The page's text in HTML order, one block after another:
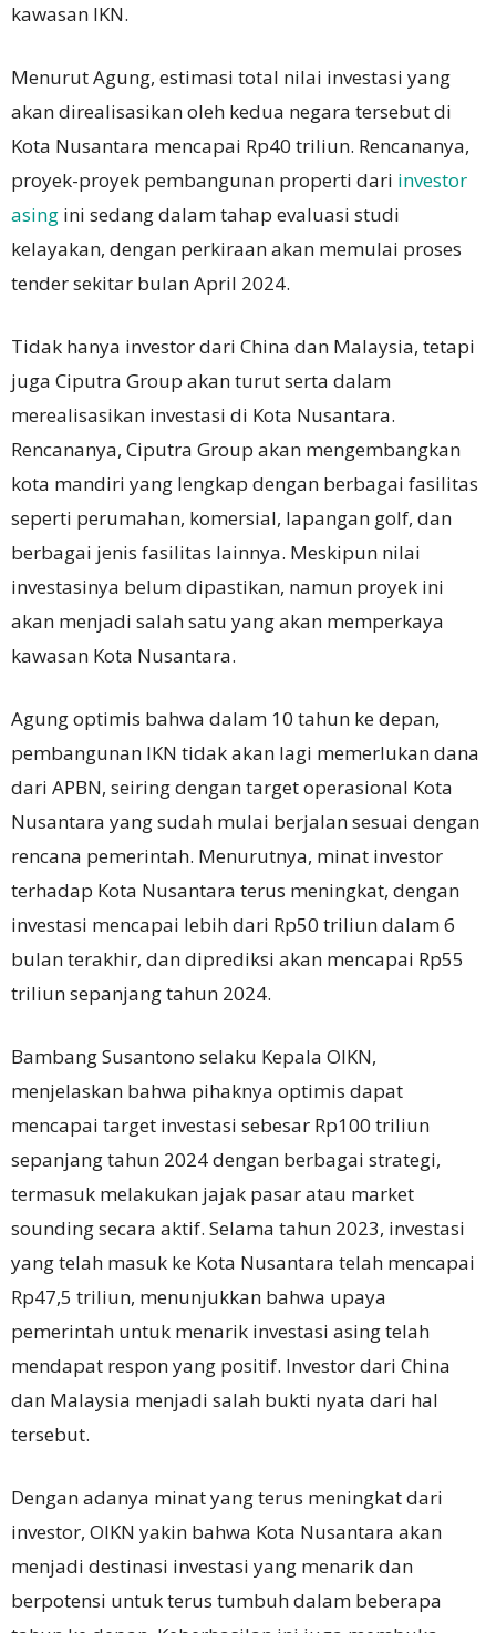
kawasan IKN.
Menurut Agung, estimasi total nilai investasi yang
akan direalisasikan oleh kedua negara tersebut di
Kota Nusantara mencapai Rp40 triliun. Rencananya,
proyek-proyek pembangunan properti dari investor
asing ini sedang dalam tahap evaluasi studi
kelayakan, dengan perkiraan akan memulai proses
tender sekitar bulan April 2024.
Tidak hanya investor dari China dan Malaysia, tetapi
juga Ciputra Group akan turut serta dalam
merealisasikan investasi di Kota Nusantara.
Rencananya, Ciputra Group akan mengembangkan
kota mandiri yang lengkap dengan berbagai fasilitas
seperti perumahan, komersial, lapangan golf, dan
berbagai jenis fasilitas lainnya. Meskipun nilai
investasinya belum dipastikan, namun proyek ini
akan menjadi salah satu yang akan memperkaya
kawasan Kota Nusantara.
Agung optimis bahwa dalam 10 tahun ke depan,
pembangunan IKN tidak akan lagi memerlukan dana
dari APBN, seiring dengan target operasional Kota
Nusantara yang sudah mulai berjalan sesuai dengan
rencana pemerintah. Menurutnya, minat investor
terhadap Kota Nusantara terus meningkat, dengan
investasi mencapai lebih dari Rp50 triliun dalam 6
bulan terakhir, dan diprediksi akan mencapai Rp55
triliun sepanjang tahun 2024.
Bambang Susantono selaku Kepala OIKN,
menjelaskan bahwa pihaknya optimis dapat
mencapai target investasi sebesar Rp100 triliun
sepanjang tahun 2024 dengan berbagai strategi,
termasuk melakukan jajak pasar atau market
sounding secara aktif. Selama tahun 2023, investasi
yang telah masuk ke Kota Nusantara telah mencapai
Rp47,5 triliun, menunjukkan bahwa upaya
pemerintah untuk menarik investasi asing telah
mendapat respon yang positif. Investor dari China
dan Malaysia menjadi salah bukti nyata dari hal
tersebut.
Dengan adanya minat yang terus meningkat dari
investor, OIKN yakin bahwa Kota Nusantara akan
menjadi destinasi investasi yang menarik dan
berpotensi untuk terus tumbuh dalam beberapa